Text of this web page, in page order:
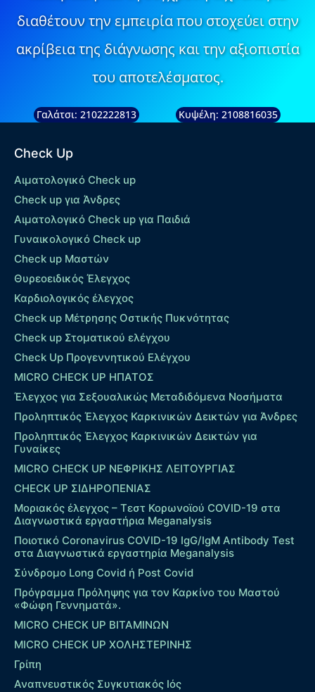
διαθέτουν την εμπειρία που στοχεύει στην
ακρίβεια της διάγνωσης και την αξιοπιστία
του αποτελέσματος.
Γαλάτσι: 2102222813 Κυψέλη: 2108816035
Check Up
Αιματολογικό Check up
Check up για Άνδρες
Αιματολογικό Check up για Παιδιά
Γυναικολογικό Check up
Check up Μαστών
Θυρεοειδικός Έλεγχος
Καρδιολογικός έλεγχος
Check up Mέτρησης Οστικής Πυκνότητας
Check up Στοματικού ελέγχου
Check Up Προγεννητικού Ελέγχου
MICRO CHECK UP HΠΑΤΟΣ
Έλεγχος για Σεξουαλικώς Μεταδιδόμενα Νοσήματα
Προληπτικός Έλεγχος Καρκινικών Δεικτών για Άνδρες
Προληπτικός Έλεγχος Καρκινικών Δεικτών για
Γυναίκες
MICRO CHECK UP ΝΕΦΡΙΚΗΣ ΛΕΙΤΟΥΡΓΙΑΣ
CHECK UP ΣΙΔΗΡΟΠΕΝΙΑΣ
Μοριακός έλεγχος – Τεστ Κορωνοϊού COVID-19 στα
Διαγνωστικά εργαστήρια Meganalysis
Ποιοτικό Coronavirus COVID-19 IgG/IgM Antibody Test
στα Διαγνωστικά εργαστηρία Meganalysis
Σύνδρομο Long Covid ή Post Covid
Πρόγραμμα Πρόληψης για τον Καρκίνο του Μαστού
«Φώφη Γεννηματά».
MICRO CHECK UP ΒΙΤΑΜΙΝΩΝ
MICRO CHECK UP ΧΟΛΗΣΤΕΡΙΝΗΣ
Γρίπη
Αναπνευστικός Συγκυτιακός Ιός